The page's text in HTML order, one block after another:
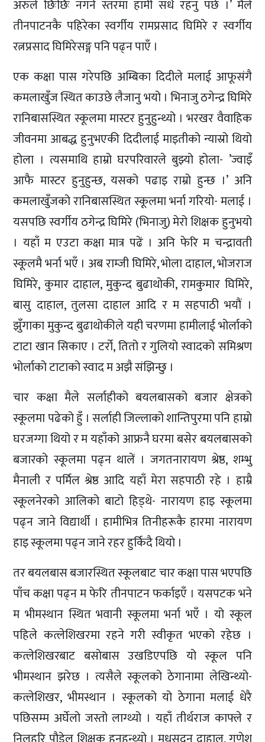
अरुले छिःछिः नगर्ने स्तरमा हामी सधैं रहनु पर्छ ।’ मैले
तीनपाटनकै पहिरेका स्वर्गीय रामप्रसाद घिमिरे र स्वर्गीय
रत्नप्रसाद घिमिरेसङ्ग पनि पढ्न पाएँ ।
एक कक्षा पास गरेपछि अम्बिका दिदीले मलाई आफूसंगै
कमलाखुँज स्थित काउछे लैजानु भयो । भिनाजु ठगेन्द्र घिमिरे
रानिबासस्थित स्कूलमा मास्टर हुनुहुन्थ्यो । भरखर वैवाहिक
जीवनमा आबद्ध हुनुभएकी दिदीलाई माइतीको न्यास्रो थियो
होला । त्यसमाथि हाम्रो घरपरिवारले बुझ्यो होला- ’ज्वाइँ
आफै मास्टर हुनुहुन्छ, यसको पढाइ राम्रो हुन्छ ।’ अनि
कमलाखुँजको रानिबासस्थित स्कूलमा भर्ना गरियो- मलाई ।
यसपछि स्वर्गीय ठगेन्द्र घिमिरे (भिनाजु) मेरो शिक्षक हुनुभयो
। यहाँ म एउटा कक्षा मात्र पढें । अनि फेरि म चन्द्रावती
स्कूलमै भर्ना भएँ । अब राम्जी घिमिरे, भोला दाहाल, भोजराज
घिमिरे, कुमार दाहाल, मुकुन्द बुढाथोकी, रामकुमार घिमिरे,
बासु दाहाल, तुलसा दाहाल आदि र म सहपाठी भयौं ।
झुँगाका मुकुन्द बुढाथोकीले यही चरणमा हामीलाई भोर्लाको
टाटा खान सिकाए । टर्रो, तितो र गुलियो स्वादको समिश्रण
भोर्लाको टाटाको स्वाद म अझै संझिन्छु ।
चार कक्षा मैले सर्लाहीको बयलबासको बजार क्षेत्रको
स्कूलमा पढेको हुँ । सर्लाही जिल्लाको शान्तिपुरमा पनि हाम्रो
घरजग्गा थियो र म यहाँको आफ्रनै घरमा बसेर बयलबासको
बजारको स्कूलमा पढ्न थालें । जगतनारायण श्रेष्ठ, शम्भु
मैनाली र पर्मिल श्रेष्ठ आदि यहाँ मेरा सहपाठी रहे । हाम्रै
स्कूलनेरको आलिको बाटो हिड्थे- नारायण हाइ स्कूलमा
पढ्न जाने विद्यार्थी । हामीभित्र तिनीहरूकै हारमा नारायण
हाइ स्कूलमा पढ्न जाने रहर हुर्किदै थियो ।
तर बयलबास बजारस्थित स्कूलबाट चार कक्षा पास भएपछि
पाँच कक्षा पढ्न म फेरि तीनपाटन फर्काइएँ । यसपटक भने
म भीमस्थान स्थित भवानी स्कूलमा भर्ना भएँ । यो स्कूल
पहिले कत्लेशिखरमा रहने गरी स्वीकृत भएको रहेछ ।
कत्लेशिखरबाट बसोबास उखडिएपछि यो स्कूल पनि
भीमस्थान झरेछ । त्यसैले स्कूलको ठेगानामा लेखिन्थ्यो-
कत्लेशिखर, भीमस्थान । स्कूलको यो ठेगाना मलाई धेरै
पछिसम्म अर्घेलो जस्तो लाग्थ्यो । यहाँ तीर्थराज काफ्ले र